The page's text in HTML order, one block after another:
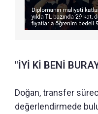
"İYİ Kİ BENİ
Doğan, transfer
değerlendirmede